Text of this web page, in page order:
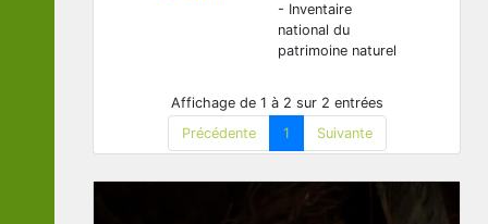
- Inventaire
national du
patrimoine naturel
Affichage de 1 à 2 sur 2 entrées
Précédente
1 Suivante